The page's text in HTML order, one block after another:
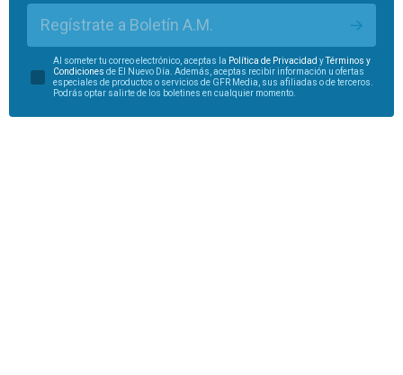
Regístrate a Boletín A.M.
Al someter tu correo electrónico, aceptas la Política de Privacidad yTérminos y
Condiciones de El Nuevo Día. Además, aceptas recibir información u ofertas
especiales de productos o servicios de GFR Media, sus afiliadas o de terceros.
Podrás optar salirte de los boletines en cualquier momento.